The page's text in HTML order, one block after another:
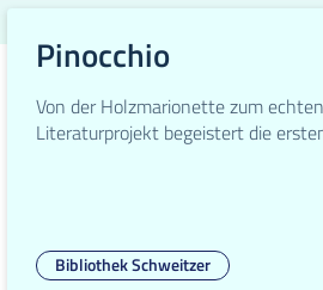
Pinocchio
Von der Holzmarionette zum
Literaturprojekt begeistert die
Bibliothek Schweitzer